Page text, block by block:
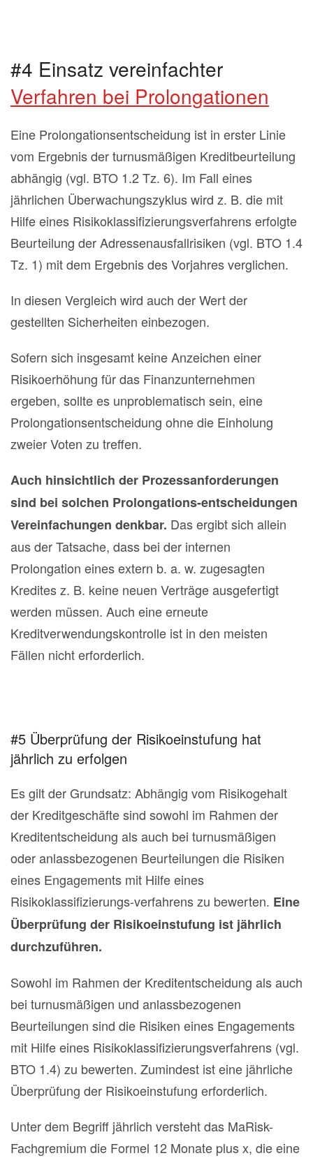
#4 Einsatz vereinfachter
Verfahren bei Prolongationen
Eine Prolongationsentscheidung ist in erster Linie
vom Ergebnis der turnusmäßigen Kreditbeurteilung
abhängig (vgl. BTO 1.2 Tz. 6). Im Fall eines
jährlichen Überwachungszyklus wird z. B. die mit
Hilfe eines Risikoklassifizierungsverfahrens erfolgte
Beurteilung der Adressenausfallrisiken (vgl. BTO 1.4
Tz. 1) mit dem Ergebnis des Vorjahres verglichen.
In diesen Vergleich wird auch der Wert der
gestellten Sicherheiten einbezogen.
Sofern sich insgesamt keine Anzeichen einer
Risikoerhöhung für das Finanzunternehmen
ergeben, sollte es unproblematisch sein, eine
Prolongationsentscheidung ohne die Einholung
zweier Voten zu treffen.
Auch hinsichtlich der Prozessanforderungen
sind bei solchen Prolongations-entscheidungen
Vereinfachungen denkbar. Das ergibt sich allein
aus der Tatsache, dass bei der internen
Prolongation eines extern b. a. w. zugesagten
Kredites z. B. keine neuen Verträge ausgefertigt
werden müssen. Auch eine erneute
Kreditverwendungskontrolle ist in den meisten
Fällen nicht erforderlich.
#5 Überprüfung der Risikoeinstufung hat
jährlich zu erfolgen
Es gilt der Grundsatz: Abhängig vom Risikogehalt
der Kreditgeschäfte sind sowohl im Rahmen der
Kreditentscheidung als auch bei turnusmäßigen
oder anlassbezogenen Beurteilungen die Risiken
eines Engagements mit Hilfe eines
Risikoklassifizierungs-verfahrens zu bewerten. Eine
Überprüfung der Risikoeinstufung ist jährlich
durchzuführen.
Sowohl im Rahmen der Kreditentscheidung als auch
bei turnusmäßigen und anlassbezogenen
Beurteilungen sind die Risiken eines Engagements
mit Hilfe eines Risikoklassifizierungsverfahrens (vgl.
BTO 1.4) zu bewerten. Zumindest ist eine jährliche
Überprüfung der Risikoeinstufung erforderlich.
Unter dem Begriff jährlich versteht das MaRisk-
Fachgremium die Formel 12 Monate plus x, die eine